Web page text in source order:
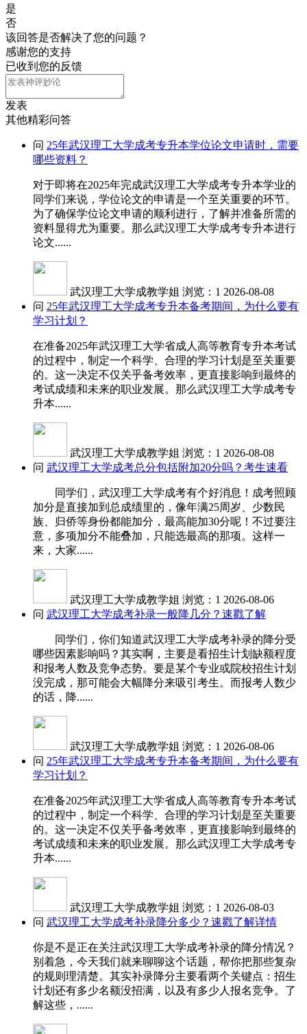
是
否
该回答是否解决了您的问题？
感谢您的支持
已收到您的反馈
发表
其他精彩问答
问 25年武汉理工大学成考专升本学位论文申请时，需要
哪些资料？
对于即将在2025年完成武汉理工大学成考专升本学业的
同学们来说，学位论文的申请是一个至关重要的环节。
为了确保学位论文申请的顺利进行，了解并准备所需的
资料显得尤为重要。那么武汉理工大学成考专升本进行
论文......
武汉理工大学成教学姐 浏览：1 2026-08-08
问 25年武汉理工大学成考专升本备考期间，为什么要有
学习计划？
在准备2025年武汉理工大学省成人高等教育专升本考试
的过程中，制定一个科学、合理的学习计划是至关重要
的。这一决定不仅关乎备考效率，更直接影响到最终的
考试成绩和未来的职业发展。那么武汉理工大学成考专
升本......
武汉理工大学成教学姐 浏览：1 2026-08-08
问 武汉理工大学成考总分包括附加20分吗？考生速看
同学们，武汉理工大学成考有个好消息！成考照顾
加分是直接加到总成绩里的，像年满25周岁、少数民
族、归侨等身份都能加分，最高能加30分呢！不过要注
意，多项加分不能叠加，只能选最高的那项。这样一
来，大家......
武汉理工大学成教学姐 浏览：1 2026-08-06
问 武汉理工大学成考补录一般降几分？速戳了解
同学们，你们知道武汉理工大学成考补录的降分受
哪些因素影响吗？其实啊，主要是看招生计划缺额程度
和报考人数及竞争态势。要是某个专业或院校招生计划
没完成，那可能会大幅降分来吸引考生。而报考人数少
的话，降......
武汉理工大学成教学姐 浏览：1 2026-08-06
问 25年武汉理工大学成考专升本备考期间，为什么要有
学习计划？
在准备2025年武汉理工大学省成人高等教育专升本考试
的过程中，制定一个科学、合理的学习计划是至关重要
的。这一决定不仅关乎备考效率，更直接影响到最终的
考试成绩和未来的职业发展。那么武汉理工大学成考专
升本......
武汉理工大学成教学姐 浏览：1 2026-08-03
问 武汉理工大学成考补录降分多少？速戳了解详情
你是不是正在关注武汉理工大学成考补录的降分情况？
别着急，今天我们就来聊聊这个话题，帮你把那些复杂
的规则理清楚。其实补录降分主要看两个关键点：招生
计划还有多少名额没招满，以及有多少人报名竞争。了
解这些，......